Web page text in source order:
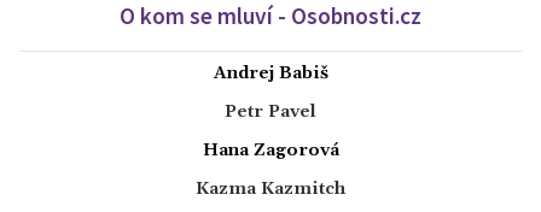
O kom se mluví - Osobnosti.cz
Andrej Babiš
Petr Pavel
Hana Zagorová
Kazma Kazmitch